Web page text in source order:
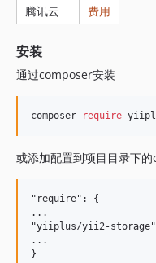
腾讯云
费用
安装
通过composer安装
composer require
或添加配置到项目目录下
"require": {
...
"yiiplus/yii2-
...